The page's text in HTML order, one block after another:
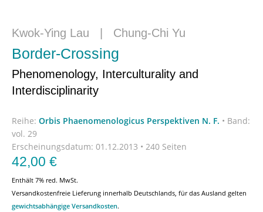
Kwok-Ying Lau | Chung-Chi Yu
Border-Crossing
Phenomenology, Interculturality and
Interdisciplinarity
Reihe: Orbis Phaenomenologicus Perspektiven N. F. • Band:
vol. 29
Erscheinungsdatum: 01.12.2013 • 240 Seiten
42,00 €
Enthält 7% red. MwSt.
Versandkostenfreie Lieferung innerhalb Deutschlands, für das Ausland gelten
gewichtsabhängige Versandkosten.